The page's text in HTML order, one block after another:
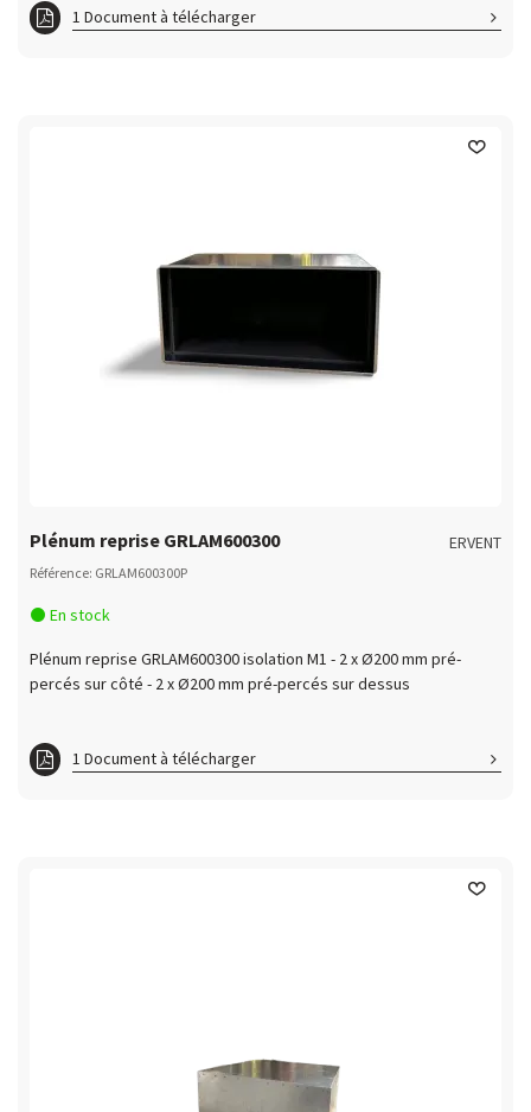
1 Document à télécharger
Plénum reprise GRLAM600300 ERVENT
Référence: GRLAM600300P
En stock
Plénum reprise GRLAM600300 isolation M1 - 2 x Ø200 mm pré-
percés sur côté - 2 x Ø200 mm pré-percés sur dessus
1 Document à télécharger